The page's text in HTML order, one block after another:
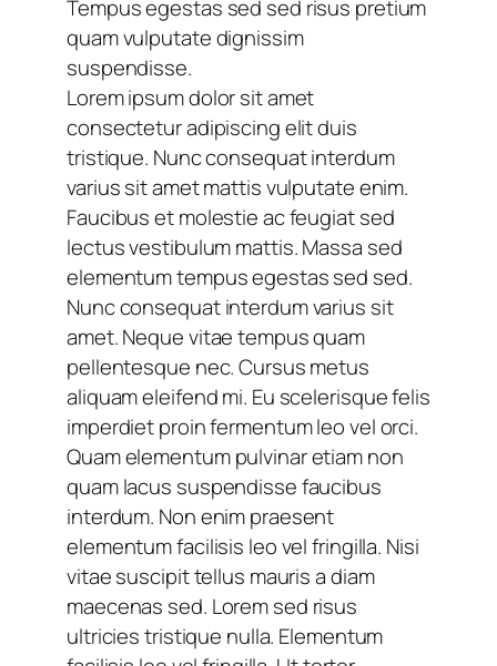
Tempus egestas sed sed risus pretium
quam vulputate dignissim
suspendisse.
Lorem ipsum dolor sit amet
consectetur adipiscing elit duis
tristique. Nunc consequat interdum
varius sit amet mattis vulputate enim.
Faucibus et molestie ac feugiat sed
lectus vestibulum mattis. Massa sed
elementum tempus egestas sed sed.
Nunc consequat interdum varius sit
amet. Neque vitae tempus quam
pellentesque nec. Cursus metus
aliquam eleifend mi. Eu scelerisque felis
imperdiet proin fermentum leo vel orci.
Quam elementum pulvinar etiam non
quam lacus suspendisse faucibus
interdum. Non enim praesent
elementum facilisis leo vel fringilla. Nisi
vitae suscipit tellus mauris a diam
maecenas sed. Lorem sed risus
ultricies tristique nulla. Elementum